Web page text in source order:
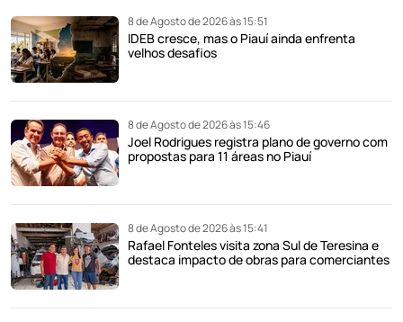
8 de Agosto de 2026 às 15:51
IDEB cresce, mas o Piauí ainda enfrenta
velhos desafios
8 de Agosto de 2026 às 15:46
Joel Rodrigues registra plano de governo com
propostas para 11 áreas no Piauí
8 de Agosto de 2026 às 15:41
Rafael Fonteles visita zona Sul de Teresina e
destaca impacto de obras para comerciantes